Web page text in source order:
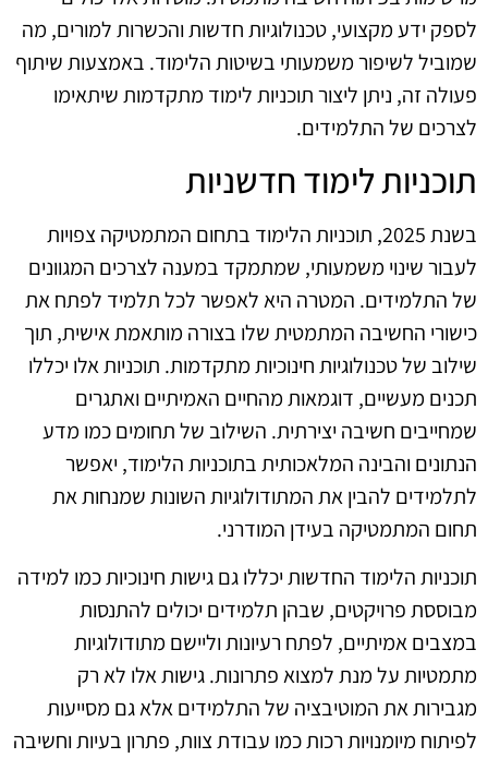
לספק ידע מקצועי, טכנולוגיות חדשות והכשרות למורים, מה
שמוביל לשיפור משמעותי בשיטות הלימוד. באמצעות שיתוף
פעולה זה, ניתן ליצור תוכניות לימוד מתקדמות שיתאימו
לצרכים של התלמידים.
תוכניות לימוד חדשניות
בשנת 2025, תוכניות הלימוד בתחום המתמטיקה צפויות
לעבור שינוי משמעותי, שמתמקד במענה לצרכים המגוונים
של התלמידים. המטרה היא לאפשר לכל תלמיד לפתח את
כישורי החשיבה המתמטית שלו בצורה מותאמת אישית, תוך
שילוב של טכנולוגיות חינוכיות מתקדמות. תוכניות אלו יכללו
תכנים מעשיים, דוגמאות מהחיים האמיתיים ואתגרים
שמחייבים חשיבה יצירתית. השילוב של תחומים כמו מדע
הנתונים והבינה המלאכותית בתוכניות הלימוד, יאפשר
לתלמידים להבין את המתודולוגיות השונות שמנחות את
תחום המתמטיקה בעידן המודרני.
תוכניות הלימוד החדשות יכללו גם גישות חינוכיות כמו למידה
מבוססת פרויקטים, שבהן תלמידים יכולים להתנסות
במצבים אמיתיים, לפתח רעיונות וליישם מתודולוגיות
מתמטיות על מנת למצוא פתרונות. גישות אלו לא רק
מגבירות את המוטיבציה של התלמידים אלא גם מסייעות
לפיתוח מיומנויות רכות כמו עבודת צוות, פתרון בעיות וחשיבה